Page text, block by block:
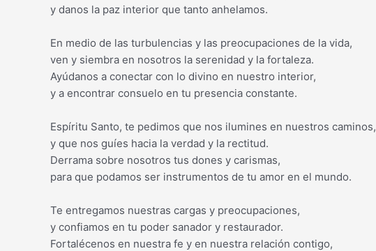
y danos la paz interior que tanto anhelamos.
En medio de las turbulencias y las preocupaciones de la vida,
ven y siembra en nosotros la serenidad y la fortaleza.
Ayúdanos a conectar con lo divino en nuestro interior,
y a encontrar consuelo en tu presencia constante.
Espíritu Santo, te pedimos que nos ilumines en nuestros caminos,
y que nos guíes hacia la verdad y la rectitud.
Derrama sobre nosotros tus dones y carismas,
para que podamos ser instrumentos de tu amor en el mundo.
Te entregamos nuestras cargas y preocupaciones,
y confiamos en tu poder sanador y restaurador.
Fortalécenos en nuestra fe y en nuestra relación contigo,